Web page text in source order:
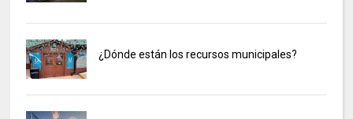
¿Dónde están los recursos municipales?